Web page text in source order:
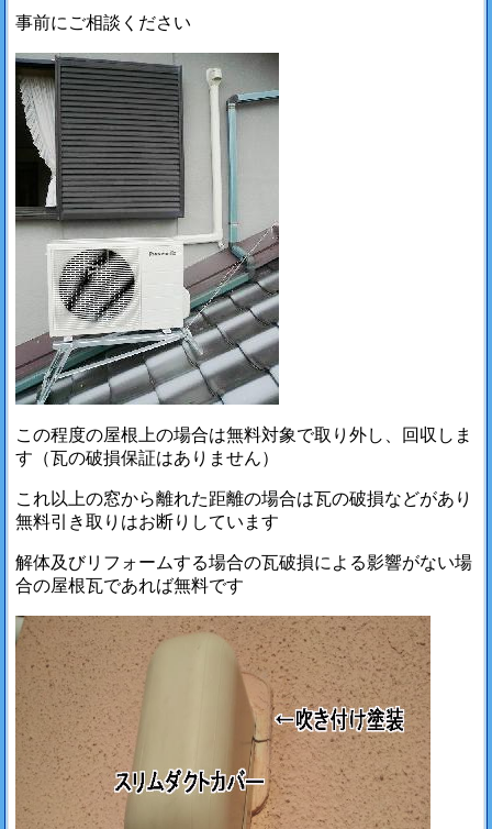
事前にご相談ください
この程度の屋根上の場合は無料対象で取り外し、回収しま
す（瓦の破損保証はありません）
これ以上の窓から離れた距離の場合は瓦の破損などがあり
無料引き取りはお断りしています
解体及びリフォームする場合の瓦破損による影響がない場
合の屋根瓦であれば無料です